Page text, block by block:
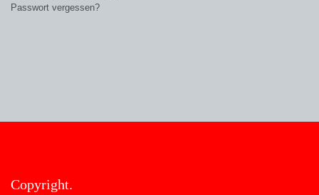
Passwort vergessen?
Copyright